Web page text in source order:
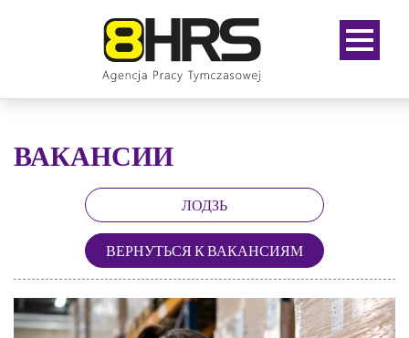
ВАКАНСИИ
ЛОДЗЬ
ВЕРНУТЬСЯ К ВАКАНСИЯМ